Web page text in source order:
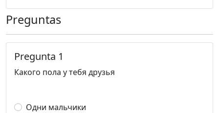
Preguntas
Pregunta 1
Какого пола у тебя друзья
Одни мальчики